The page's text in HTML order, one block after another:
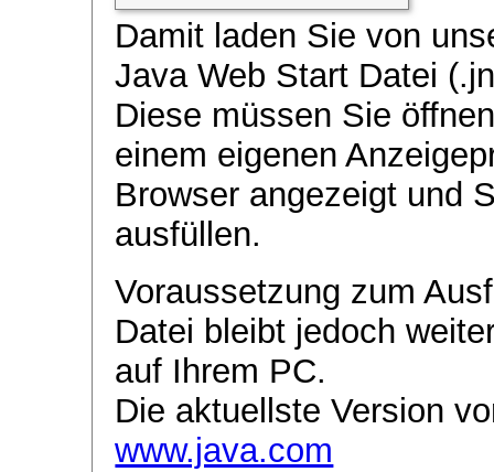
Damit laden Sie von
Java Web Start Datei
Diese müssen Sie
einem eigenen
Browser angezeigt und
ausfüllen.
Voraussetzung zum
Datei bleibt jedoch
auf Ihrem PC.
Die aktuellste Version
www.java.com